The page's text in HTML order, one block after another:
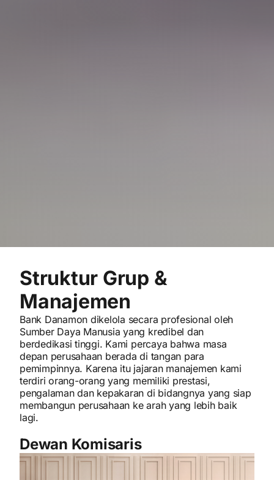
Struktur Grup &
Manajemen
Bank Danamon dikelola secara profesional oleh
Sumber Daya Manusia yang kredibel dan
berdedikasi tinggi. Kami percaya bahwa masa
depan perusahaan berada di tangan para
pemimpinnya. Karena itu jajaran manajemen kami
terdiri orang-orang yang memiliki prestasi,
pengalaman dan kepakaran di bidangnya yang siap
membangun perusahaan ke arah yang lebih baik
lagi.
Dewan Komisaris